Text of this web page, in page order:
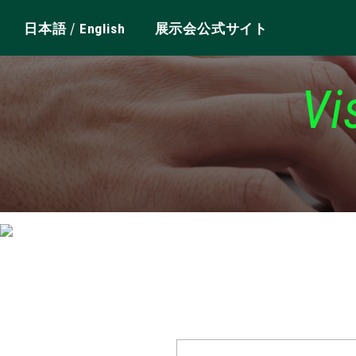
日本語/ English 展示会公式サイト